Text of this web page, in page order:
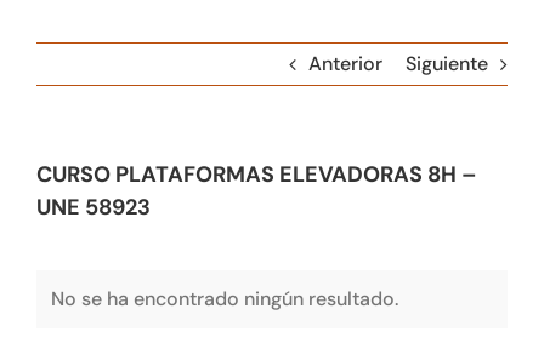
Anterior Siguiente
CURSO PLATAFORMAS ELEVADORAS 8H –
UNE 58923
No se ha encontrado ningún resultado.